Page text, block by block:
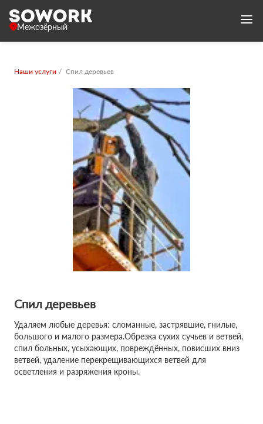
Межозёрный
Наши услуги Спил деревьев
Спил деревьев
Удаляем любые деревья: сломанные, застрявшие, гнилые,
большого и малого размера.Обрезка сухих сучьев и ветвей,
спил больных, усыхающих, повреждённых, повисших вниз
ветвей, удаление перекрещивающихся ветвей для
осветления и разряжения кроны.